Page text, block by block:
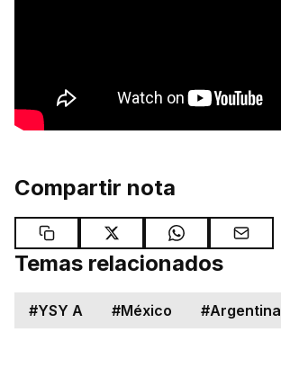
Compartir nota
Temas relacionados
#YSY A #México #Argentina